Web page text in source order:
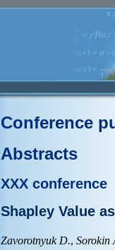
Conference
Abstracts
XXX conference
Shapley Value
Zavorotnyuk D., Sorokin